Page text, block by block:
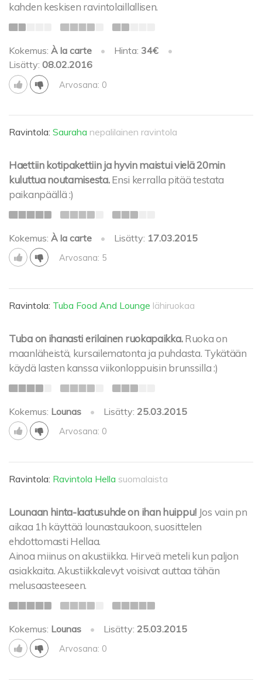
kahden keskisen ravintolaillallisen.
Kokemus: À la carte • Hinta: 34€
•
Lisätty: 08.02.2016
Arvosana: 0
Ravintola: Sauraha nepalilainen ravintola
Haettiin kotipakettiin ja hyvin maistui vielä 20min
kuluttua noutamisesta. Ensi kerralla pitää testata
paikanpäällä :)
Kokemus: À la carte • Lisätty: 17.03.2015
Arvosana: 5
Ravintola: Tuba Food And Lounge lähiruokaa
Tuba on ihanasti erilainen ruokapaikka. Ruoka on
maanläheistä, kursailematonta ja puhdasta. Tykätään
käydä lasten kanssa viikonloppuisin brunssilla :)
Kokemus: Lounas • Lisätty: 25.03.2015
Arvosana: 0
Ravintola: Ravintola Hella suomalaista
Lounaan hinta-laatusuhde on ihan huippu! Jos vain pn
aikaa 1h käyttää lounastaukoon, suosittelen
ehdottomasti Hellaa.
Ainoa miinus on akustiikka. Hirveä meteli kun paljon
asiakkaita. Akustiikkalevyt voisivat auttaa tähän
melusaasteeseen.
Kokemus: Lounas • Lisätty: 25.03.2015
Arvosana: 0